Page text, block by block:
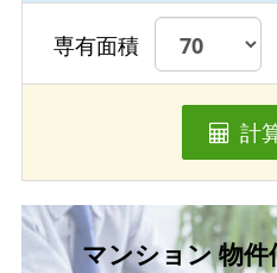
専有面積
計
マンション 物